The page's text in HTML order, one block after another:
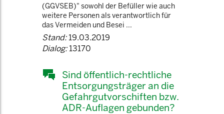
(GGVSEB)" sowohl der Befüller wie auch
weitere Personen als verantwortlich für
das Vermeiden und Besei ...
Stand:19.03.2019
Dialog:13170
Sind öffentlich-rechtliche
Entsorgungsträger an die
Gefahrgutvorschiften bzw.
ADR-Auflagen gebunden?